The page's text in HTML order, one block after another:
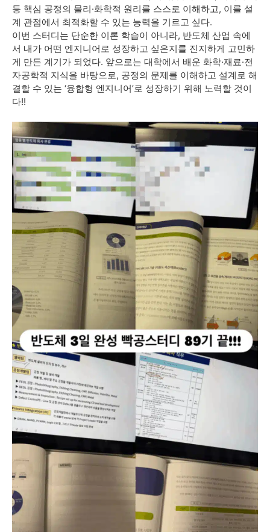
등 핵심 공정의 물리·화학적 원리를 스스로 이해하고, 이를 설
계 관점에서 최적화할 수 있는 능력을 기르고 싶다.
이번 스터디는 단순한 이론 학습이 아니라, 반도체 산업 속에
서 내가 어떤 엔지니어로 성장하고 싶은지를 진지하게 고민하
게 만든 계기가 되었다. 앞으로는 대학에서 배운 화학·재료·전
자공학적 지식을 바탕으로, 공정의 문제를 이해하고 설계로 해
결할 수 있는 ‘융합형 엔지니어’로 성장하기 위해 노력할 것이
다!!